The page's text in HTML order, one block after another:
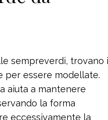
sempreverdi, trovano
per essere modellate.
aiuta a mantenere
la forma
eccessivamente la